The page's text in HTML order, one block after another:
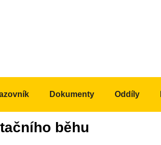
běhu
Dokumenty Oddíly